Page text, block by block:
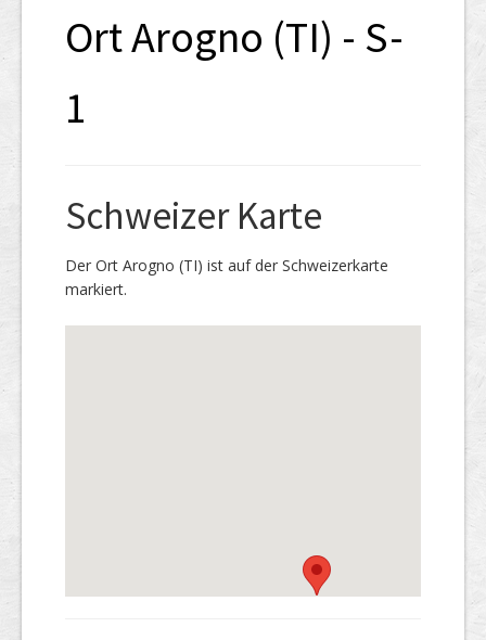
Ort Arogno (TI) - S-
1
Schweizer Karte
Der Ort Arogno (TI) ist auf der Schweizerkarte
markiert.